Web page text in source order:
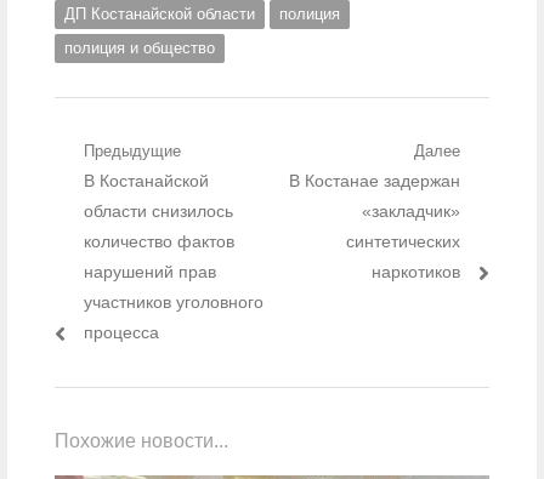
ДП Костанайской области
полиция
полиция и общество
Навигация по записям
Предыдущие
Предыдущий пост:
В Костанайской
области снизилось
количество фактов
нарушений прав
участников уголовного
процесса
Далее
Следующий пост:
В Костанае задержан
«закладчик»
синтетических
наркотиков
Похожие новости...